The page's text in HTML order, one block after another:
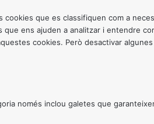
que es classifiquen com a
ens ajuden a analitzar i entendre
cookies. Però desactivar
només inclou galetes que